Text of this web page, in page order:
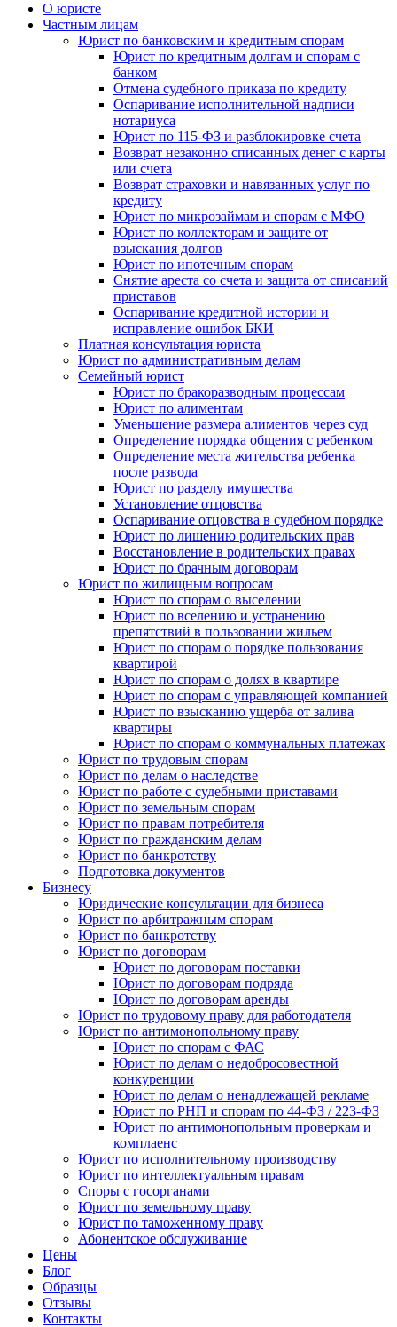
О юристе
Частным лицам
Юрист по банковским и кредитным спорам
Юрист по кредитным долгам и спорам с
банком
Отмена судебного приказа по кредиту
Оспаривание исполнительной надписи
нотариуса
Юрист по 115-ФЗ и разблокировке счета
Возврат незаконно списанных денег с карты
или счета
Возврат страховки и навязанных услуг по
кредиту
Юрист по микрозаймам и спорам с МФО
Юрист по коллекторам и защите от
взыскания долгов
Юрист по ипотечным спорам
Снятие ареста со счета и защита от списаний
приставов
Оспаривание кредитной истории и
исправление ошибок БКИ
Платная консультация юриста
Юрист по административным делам
Семейный юрист
Юрист по бракоразводным процессам
Юрист по алиментам
Уменьшение размера алиментов через суд
Определение порядка общения с ребенком
Определение места жительства ребенка
после развода
Юрист по разделу имущества
Установление отцовства
Оспаривание отцовства в судебном порядке
Юрист по лишению родительских прав
Восстановление в родительских правах
Юрист по брачным договорам
Юрист по жилищным вопросам
Юрист по спорам о выселении
Юрист по вселению и устранению
препятствий в пользовании жильем
Юрист по спорам о порядке пользования
квартирой
Юрист по спорам о долях в квартире
Юрист по спорам с управляющей компанией
Юрист по взысканию ущерба от залива
квартиры
Юрист по спорам о коммунальных платежах
Юрист по трудовым спорам
Юрист по делам о наследстве
Юрист по работе с судебными приставами
Юрист по земельным спорам
Юрист по правам потребителя
Юрист по гражданским делам
Юрист по банкротству
Подготовка документов
Бизнесу
Юридические консультации для бизнеса
Юрист по арбитражным спорам
Юрист по банкротству
Юрист по договорам
Юрист по договорам поставки
Юрист по договорам подряда
Юрист по договорам аренды
Юрист по трудовому праву для работодателя
Юрист по антимонопольному праву
Юрист по спорам с ФАС
Юрист по делам о недобросовестной
конкуренции
Юрист по делам о ненадлежащей рекламе
Юрист по РНП и спорам по 44-ФЗ / 223-ФЗ
Юрист по антимонопольным проверкам и
комплаенс
Юрист по исполнительному производству
Юрист по интеллектуальным правам
Споры с госорганами
Юрист по земельному праву
Юрист по таможенному праву
Абонентское обслуживание
Цены
Блог
Образцы
Отзывы
Контакты